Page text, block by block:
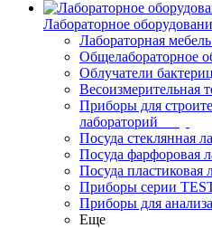
Лабораторное
Лабораторная мебель
Общелабораторное
Облучатели
Весоизмерительная
Приборы для
лабораторий
Посуда стеклянная
Посуда фарфоровая
Посуда пластиковая
Приборы серии
Приборы для
Еще